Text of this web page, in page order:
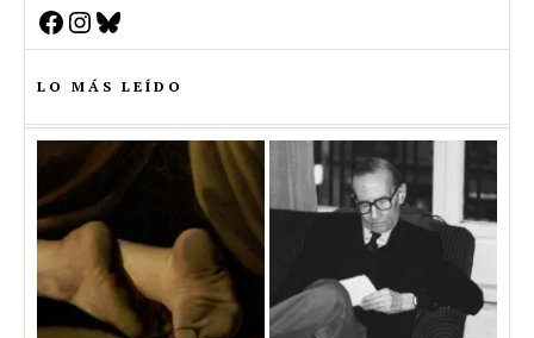
Facebook
Instagram
Bluesky
LO MÁS LEÍDO